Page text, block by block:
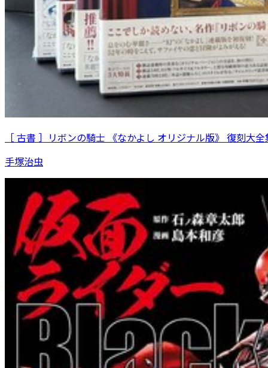
［ 古書 ］リボンの騎士 《なかよし オリジナル版》 復刻大
手塚治虫